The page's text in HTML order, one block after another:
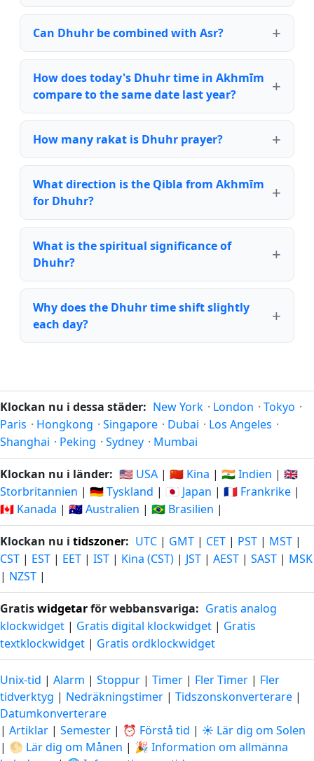
Can Dhuhr be combined with Asr?
How does today's Dhuhr time in Akhmīm
compare to the same date last year?
How many rakat is Dhuhr prayer?
What direction is the Qibla from Akhmīm
for Dhuhr?
What is the spiritual significance of
Dhuhr?
Why does the Dhuhr time shift slightly
each day?
Klockan nu i dessa städer: New York · London · Tokyo ·
Paris · Hongkong · Singapore · Dubai · Los Angeles ·
Shanghai · Peking · Sydney · Mumbai
Klockan nu i länder: 🇺🇸 USA | 🇨🇳 Kina | 🇮🇳 Indien | 🇬🇧
Storbritannien | 🇩🇪 Tyskland | 🇯🇵 Japan | 🇫🇷 Frankrike |
🇨🇦 Kanada | 🇦🇺 Australien | 🇧🇷 Brasilien |
Klockan nu i tidszoner: UTC | GMT | CET | PST | MST |
CST | EST | EET | IST | Kina (CST) | JST | AEST | SAST | MSK
| NZST |
Gratiswidgetarför webbansvariga: Gratis analog
klockwidget | Gratis digital klockwidget | Gratis
textklockwidget | Gratis ordklockwidget
Unix-tid | Alarm | Stoppur | Timer | Fler Timer | Fler
tidverktyg | Nedräkningstimer | Tidszonskonverterare |
Datumkonverterare
| Artiklar | Semester | ⏰ Förstå tid | ☀️ Lär dig om Solen
| 🌕 Lär dig om Månen | 🎉 Information om allmänna